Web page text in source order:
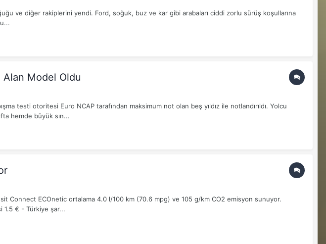
ve diğer rakiplerini yendi. Ford, soğuk, buz ve kar gibi arabaları ciddi zorlu sürüş koşullarına
Alan Model Oldu
testi otoritesi Euro NCAP tarafından maksimum not olan beş yıldız ile notlandırıldı. Yolcu
hemde büyük sın...
Connect ECOnetic ortalama 4.0 l/100 km (70.6 mpg) ve 105 g/km CO2 emisyon sunuyor.
1.5 € - Türkiye şar...